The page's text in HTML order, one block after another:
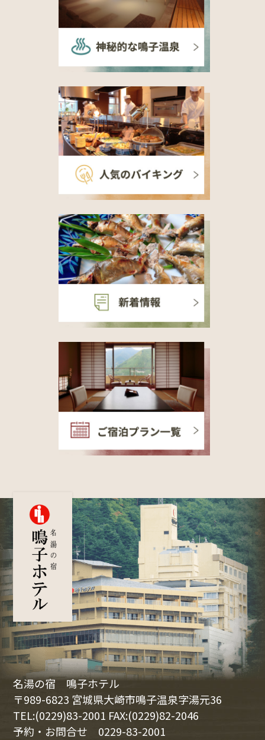
名湯の宿 鳴子ホテル
〒989-6823 宮城県大崎市鳴子温泉字湯元36
TEL:(0229)83-2001 FAX:(0229)82-2046
予約・お問合せ 0229-83-2001